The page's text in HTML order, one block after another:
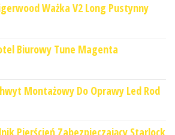
Ważka V2 Long Pustynny
Biurowy Tune Magenta
Montażowy Do Oprawy Led Rod
Pierścień Zabezpieczający Starlock